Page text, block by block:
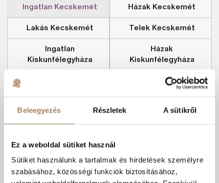
Beleegyezés Részletek A sütikről
Ez a weboldal sütiket használ
Sütiket használunk a tartalmak és hirdetések személyre
szabásához, közösségi funkciók biztosításához,
Ingatlan Kecskemét Házak Kecskemét
Lakás Kecskemét Telek Kecskemét
Ingatlan
Kiskunfélegyháza
Házak
Kiskunfélegyháza
Lakás Kiskunfélegyháza Telek Kiskunfélegyháza
Kiadó Ház Kecskemét
Eladó Ház Kecskemét